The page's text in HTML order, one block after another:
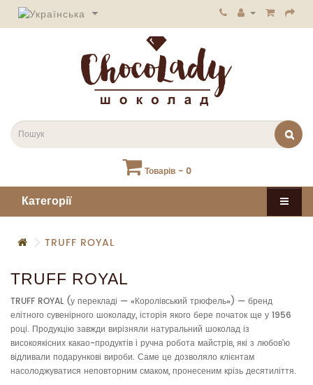
Товарів - 0
Категорії
TRUFF ROYAL
TRUFF ROYAL
TRUFF ROYAL (у перекладі — «Королівський трюфель») — бренд
елітного сувенірного шоколаду, історія якого бере початок ще у 1956
році. Продукцію завжди вирізняли натуральний шоколад із
високоякісних какао-продуктів і ручна робота майстрів, які з любов'ю
відливали подарункові вироби. Саме це дозволяло клієнтам
насолоджуватися неповторним смаком, пронесеним крізь десятиліття.